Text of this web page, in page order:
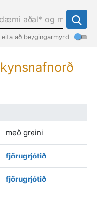
að beygingarmynd
með greini
fjörugrjótið
fjörugrjótið